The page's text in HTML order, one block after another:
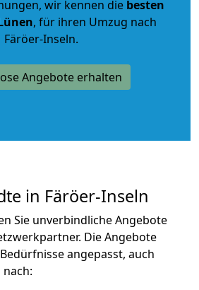
wir kennen die besten
, für ihren Umzug nach
Färöer-Inseln.
Angebote erhalten
in Färöer-Inseln
Sie unverbindliche Angebote
Die Angebote
angepasst, auch